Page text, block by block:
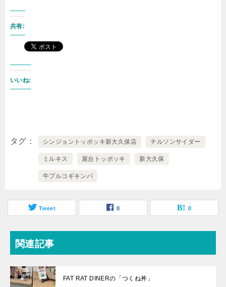
共有:
いいね:
タグ シンジョントッポッキ新大久保店 チルソンサイダー
ミルキス 屋台トッポッキ 新大久保
牛プルコギキンパ
Tweet 0 0
関連記事
FAT RAT DINERの「つくね丼」